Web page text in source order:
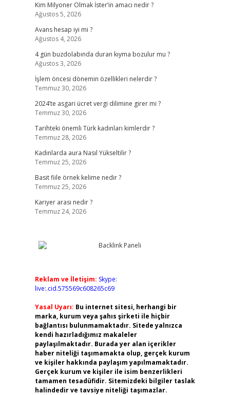
Kim Milyoner Olmak İster’in amacı nedir ?
Ağustos 5, 2026
Avans hesap iyi mi ?
Ağustos 4, 2026
4 gün buzdolabında duran kıyma bozulur mu ?
Ağustos 3, 2026
İşlem öncesi dönemin özellikleri nelerdir ?
Temmuz 30, 2026
2024’te asgari ücret vergi dilimine girer mi ?
Temmuz 30, 2026
Tarihteki önemli Türk kadınları kimlerdir ?
Temmuz 28, 2026
Kadınlarda aura Nasıl Yükseltilir ?
Temmuz 25, 2026
Basit fiile örnek kelime nedir ?
Temmuz 25, 2026
Kariyer arası nedir ?
Temmuz 24, 2026
Reklam ve İletişim: Skype:
live:.cid.575569c608265c69
Yasal Uyarı: Bu internet sitesi, herhangi bir
marka, kurum veya şahıs şirketi ile hiçbir
bağlantısı bulunmamaktadır. Sitede yalnızca
kendi hazırladığımız makaleler
paylaşılmaktadır. Burada yer alan içerikler
haber niteliği taşımamakta olup, gerçek kurum
ve kişiler hakkında paylaşım yapılmamaktadır.
Gerçek kurum ve kişiler ile isim benzerlikleri
tamamen tesadüfidir. Sitemizdeki bilgiler taslak
halindedir ve tavsiye niteliği taşımazlar.